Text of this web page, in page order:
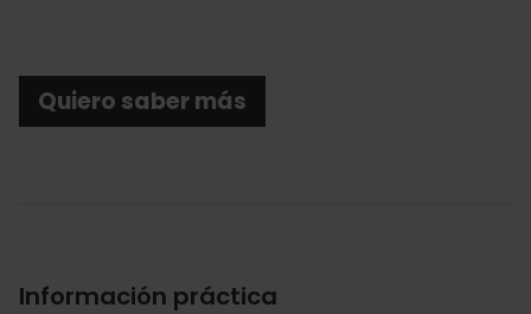
Quiero saber más
Información práctica